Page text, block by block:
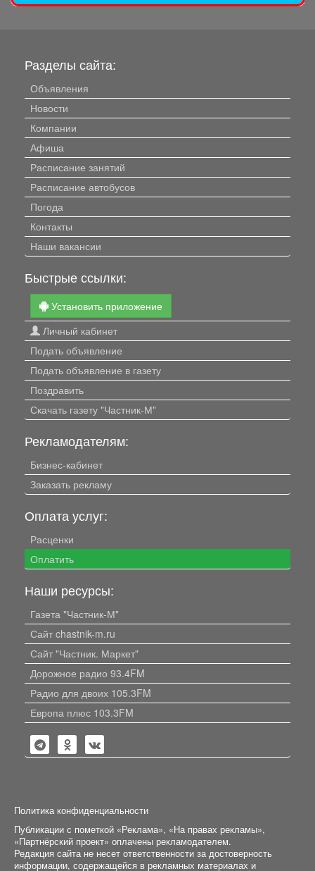
Разделы сайта:
Объявления
Новости
Компании
Афиша
Расписание занятий
Расписание автобусов
Погода
Контакты
Наши вакансии
Быстрые ссылки:
Установить приложение
Личный кабинет
Подать объявление
Подать объявление в газету
Поздравить
Скачать газету "Частник-М"
Рекламодателям:
Бизнес-кабинет
Заказать рекламу
Оплата услуг:
Расценки
Оплатить
Наши ресурсы:
Газета "Частник-М"
Сайт chastnik-m.ru
Сайт "Частник. Маркет"
Дорожное радио 93.4FM
Радио для двоих 105.3FM
Европа плюс 103.3FM
Политика конфиденциальности
Публикации с пометкой «Реклама», «На правах рекламы»,
«Партнёрский проект» оплачены рекламодателем.
Редакция сайта не несет ответственности за достоверность
информации, содержащейся в рекламных материалах и